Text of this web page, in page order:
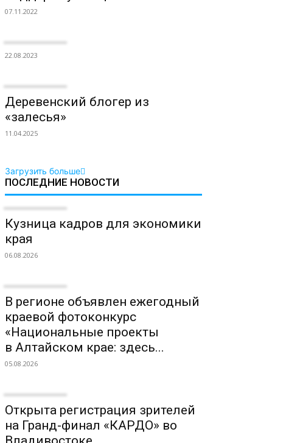
07.11.2022
22.08.2023
Деревенский блогер из
«залесья»
11.04.2025
Загрузить больше
ПОСЛЕДНИЕ НОВОСТИ
Кузница кадров для экономики
края
06.08.2026
В регионе объявлен ежегодный
краевой фотоконкурс
«Национальные проекты
в Алтайском крае: здесь...
05.08.2026
Открыта регистрация зрителей
на Гранд-финал «КАРДО» во